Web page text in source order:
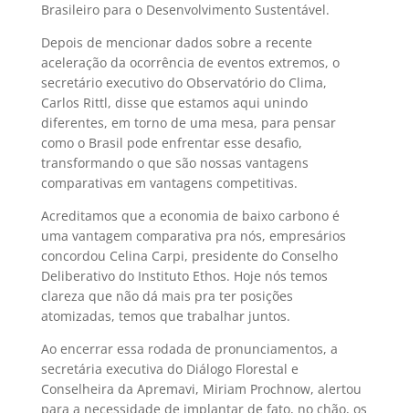
Brasileiro para o Desenvolvimento Sustentável.
Depois de mencionar dados sobre a recente
aceleração da ocorrência de eventos extremos, o
secretário executivo do Observatório do Clima,
Carlos Rittl, disse que estamos aqui unindo
diferentes, em torno de uma mesa, para pensar
como o Brasil pode enfrentar esse desafio,
transformando o que são nossas vantagens
comparativas em vantagens competitivas.
Acreditamos que a economia de baixo carbono é
uma vantagem comparativa pra nós, empresários 
concordou Celina Carpi, presidente do Conselho
Deliberativo do Instituto Ethos. Hoje nós temos
clareza que não dá mais pra ter posições
atomizadas, temos que trabalhar juntos.
Ao encerrar essa rodada de pronunciamentos, a
secretária executiva do Diálogo Florestal e
Conselheira da Apremavi, Miriam Prochnow, alertou
para a necessidade de implantar de fato, no chão, os